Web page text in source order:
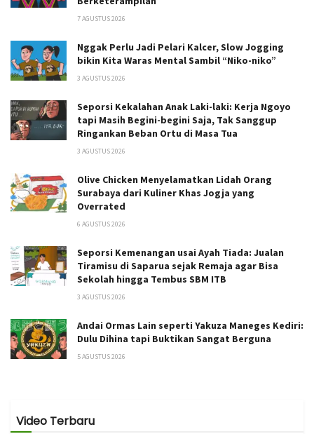
7 AGUSTUS 2026
Nggak Perlu Jadi Pelari Kalcer, Slow Jogging
bikin Kita Waras Mental Sambil “Niko-niko”
3 AGUSTUS 2026
Seporsi Kekalahan Anak Laki-laki: Kerja Ngoyo
tapi Masih Begini-begini Saja, Tak Sanggup
Ringankan Beban Ortu di Masa Tua
3 AGUSTUS 2026
Olive Chicken Menyelamatkan Lidah Orang
Surabaya dari Kuliner Khas Jogja yang
Overrated
6 AGUSTUS 2026
Seporsi Kemenangan usai Ayah Tiada: Jualan
Tiramisu di Saparua sejak Remaja agar Bisa
Sekolah hingga Tembus SBM ITB
3 AGUSTUS 2026
Andai Ormas Lain seperti Yakuza Maneges Kediri:
Dulu Dihina tapi Buktikan Sangat Berguna
5 AGUSTUS 2026
Video Terbaru